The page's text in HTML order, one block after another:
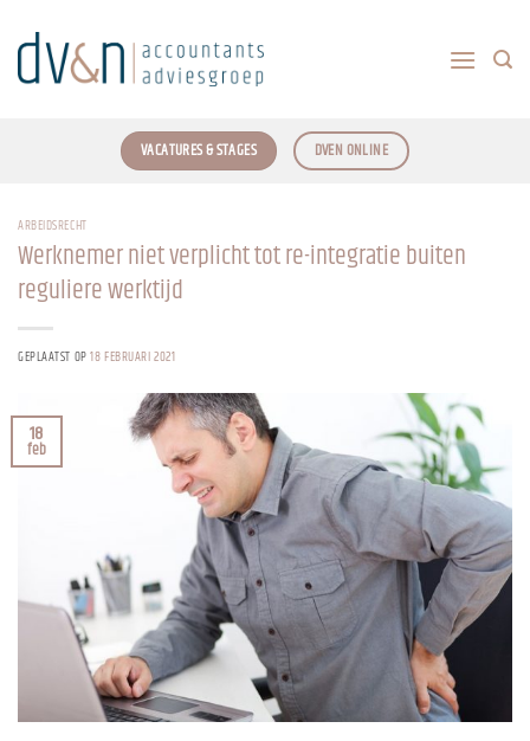
naar
inhoud
VACATURES & STAGES DVEN ONLINE
ARBEIDSRECHT
Werknemer niet verplicht tot re-integratie buiten
reguliere werktijd
GEPLAATST OP18 FEBRUARI 2021
18
feb